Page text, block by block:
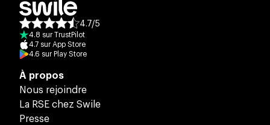
Note moyenne des avis :
4.7/5
4.8 sur TrustPilot
4.7 sur App Store
4.6 sur Play Store
À propos
Nous rejoindre
La RSE chez Swile
Presse